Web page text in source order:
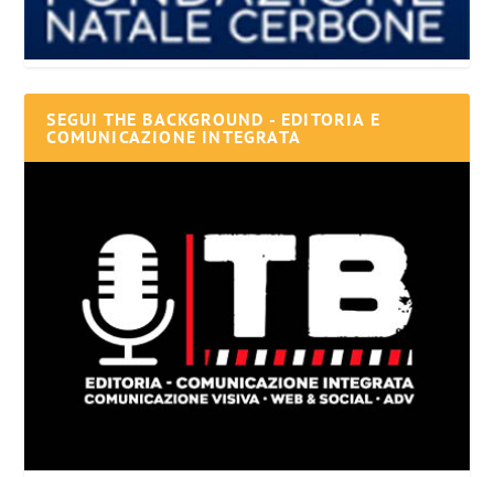
SEGUI THE BACKGROUND - EDITORIA E
COMUNICAZIONE INTEGRATA